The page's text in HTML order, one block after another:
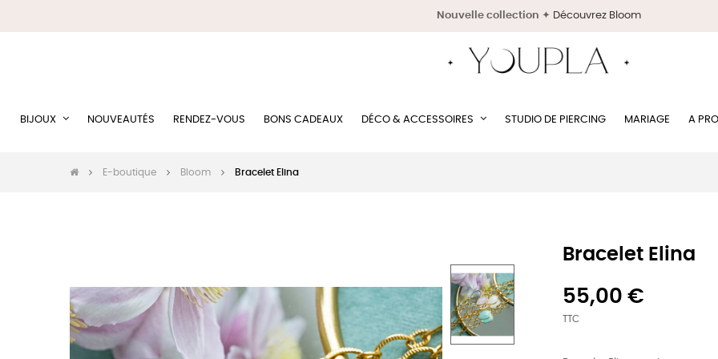
Nouvelle collection ✦ Découvrez Bloom
BIJOUX NOUVEAUTÉS RENDEZ-VOUS BONS CADEAUX DÉCO & ACCESSOIRES STUDIO DE PIERCING MARIAGE A
E-boutique Bloom Bracelet Elina
Bracelet Elina
55,00 €
TTC